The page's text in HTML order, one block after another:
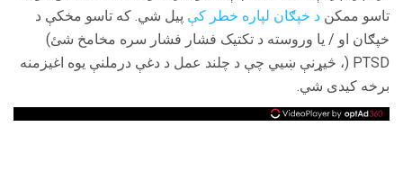
تاسو ممکن د خپګان لپاره خطر کې پیل شي. که تاسو مخکې د
خپګان او / یا وروسته د تکتیک فشار فشار سره مخامخ شئ)
PTSD (، څیړنې ښیي چې د چلند عمل د دغې درملنې یوه اغیزمنه
برخه کیدی شي.